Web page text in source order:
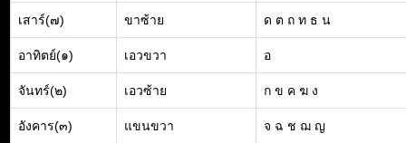
เสาร์(๗) ขาซ้าย ด ต ถ ท ธ น
อาทิตย์(๑) เอวขวา อ
จันทร์(๒) เอวซ้าย ก ข ค ฆ ง
อังคาร(๓) แขนขวา จ ฉ ช ฌ ญ